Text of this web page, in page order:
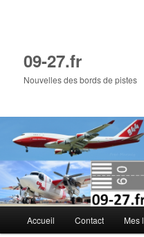
09-27.fr
Nouvelles des bords de pistes
principal
Accueil Contact Mes